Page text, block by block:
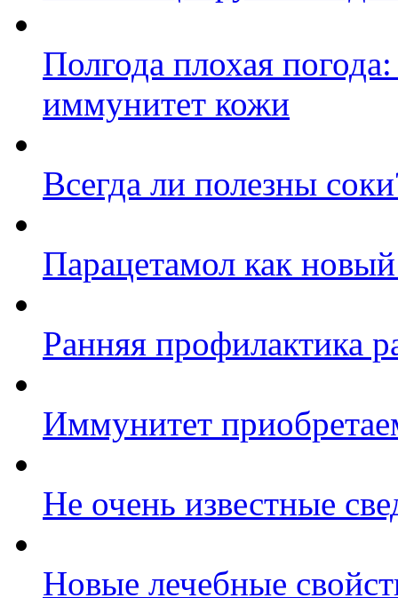
Полгода плохая
иммунитет кожи
Всегда ли полезны
Парацетамол как
Ранняя профилактика
Иммунитет
Не очень известные
Новые лечебные